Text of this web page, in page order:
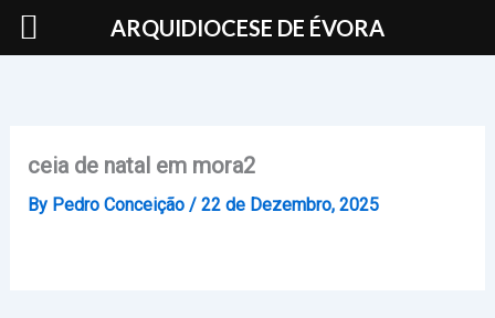
Skip
ceia de natal em mora2
By Pedro Conceição / 22 de Dezembro, 2025
ARQUIDIOCESE DE ÉVORA